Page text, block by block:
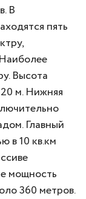
В
пять
Высота
м. Нижняя
Главный
в 10 кв.км
мощность
360 метров.